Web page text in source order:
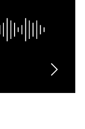
Inhalt